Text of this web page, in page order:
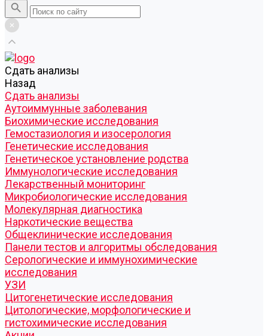
Cдать анализы
Назад
Cдать анализы
Аутоиммунные заболевания
Биохимические исследования
Гемостазиология и изосерология
Генетические исследования
Генетическое установление родства
Иммунологические исследования
Лекарственный мониторинг
Микробиологические исследования
Молекулярная диагностика
Наркотические вещества
Общеклинические исследования
Панели тестов и алгоритмы обследования
Серологические и иммунохимические
исследования
УЗИ
Цитогенетические исследования
Цитологические, морфологические и
гистохимические исследования